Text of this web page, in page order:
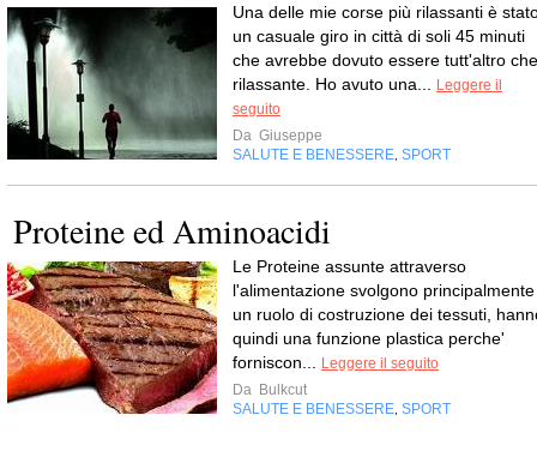
Una delle mie corse più rilassanti è
un casuale giro in città di soli 45 minuti
che avrebbe dovuto essere tutt'altro che
rilassante. Ho avuto una...
Leggere il
seguito
Da Giuseppe
SALUTE E BENESSERE SPORT
Proteine ed Aminoacidi
Le Proteine assunte attraverso
l'alimentazione svolgono principalmente
un ruolo di costruzione dei tessuti,
quindi una funzione plastica perche'
forniscon...
Leggere il seguito
Da Bulkcut
SALUTE E BENESSERE SPORT